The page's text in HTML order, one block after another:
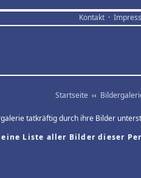
Kontakt ·
Startseite ‹‹
tatkräftig durch ihre Bilder
Liste aller Bilder dieser